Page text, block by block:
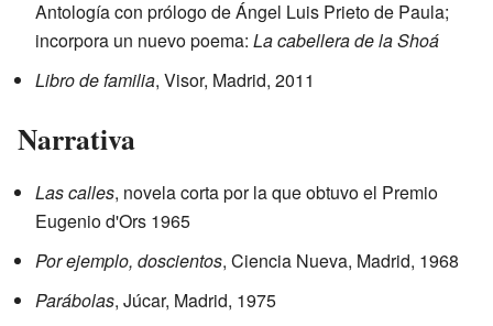
Antología con prólogo de Ángel Luis Prieto de Paula;
incorpora un nuevo poema: La cabellera de la Shoá
Libro de familia, Visor, Madrid, 2011
Narrativa
Las calles, novela corta por la que obtuvo el Premio
Eugenio d'Ors 1965
Por ejemplo, doscientos, Ciencia Nueva, Madrid, 1968
Parábolas, Júcar, Madrid, 1975